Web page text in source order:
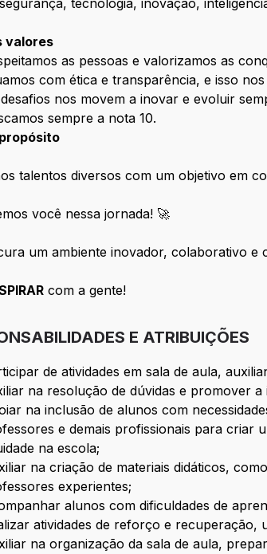
tecnologia, inovação,
valores
as pessoas e valorizamos as
com ética e transparência, e isso
nos movem a inovar e evoluir
sempre a nota 10.
talentos diversos com um objetivo em
você nessa jornada! 🚀
um ambiente inovador, colaborativo e
com a gente!
E ATRIBUIÇÕES
de atividades em sala de aula,
na resolução de dúvidas e promover a
na inclusão de alunos com
e demais profissionais para criar
na escola;
na criação de materiais didáticos,
experientes;
alunos com dificuldades de
atividades de reforço e recuperação,
na organização da sala de aula,